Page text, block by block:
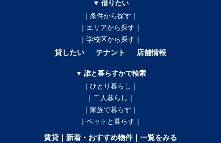
▼ 借りたい
｜条件から探す｜
｜エリアから探す｜
｜学校区から探す｜
貸したい テナント 店舗情報
▼ 誰と暮らすかで検索
｜ひとり暮らし｜
｜二人暮らし｜
｜家族で暮らす｜
｜ペットと暮らす｜
賃貸｜新着・おすすめ物件｜一覧をみる